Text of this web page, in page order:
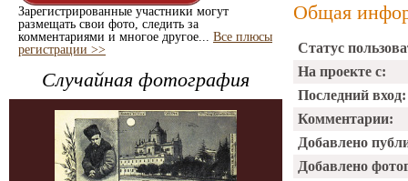
Зарегистрированные участники могут
размещать свои фото, следить за
комментариями и многое другое... Все плюсы
регистрации >>
Случайная фотография
Общая
Статус
На проекте с:
Последний вход:
Комментарии:
Добавлено
Добавлено